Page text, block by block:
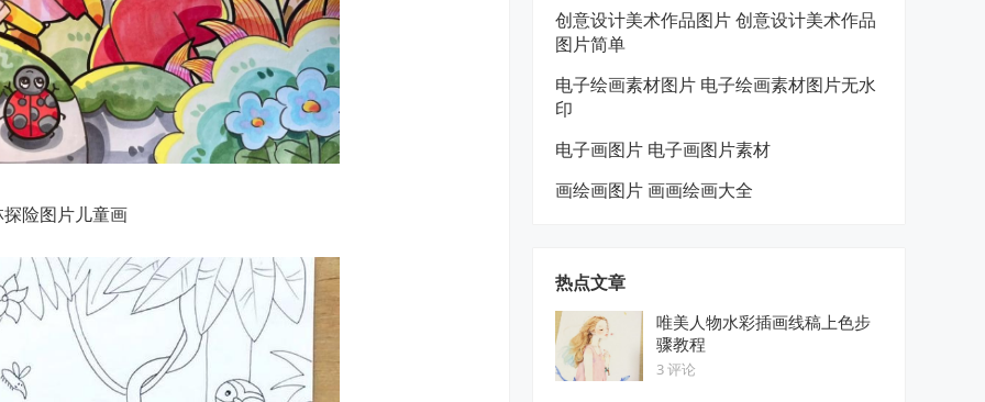
险图片儿童画
创意设计美术作品图片 创意设计美术作品
图片简单
电子绘画素材图片 电子绘画素材图片无水
印
电子画图片 电子画图片素材
画绘画图片 画画绘画大全
热点文章
唯美人物水彩插画线稿上色步
骤教程
3 评论